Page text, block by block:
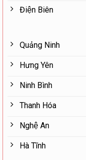
Điện Biên
Quảng Ninh
Hưng Yên
Ninh Bình
Thanh Hóa
Nghệ An
Hà Tĩnh